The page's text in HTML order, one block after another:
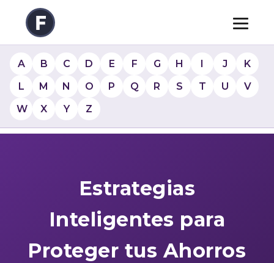
A B C D E F G H I J
K
L
M N O P Q R S T U
V
W
X Y Z
Estrategias
Inteligentes para
Proteger tus Ahorros